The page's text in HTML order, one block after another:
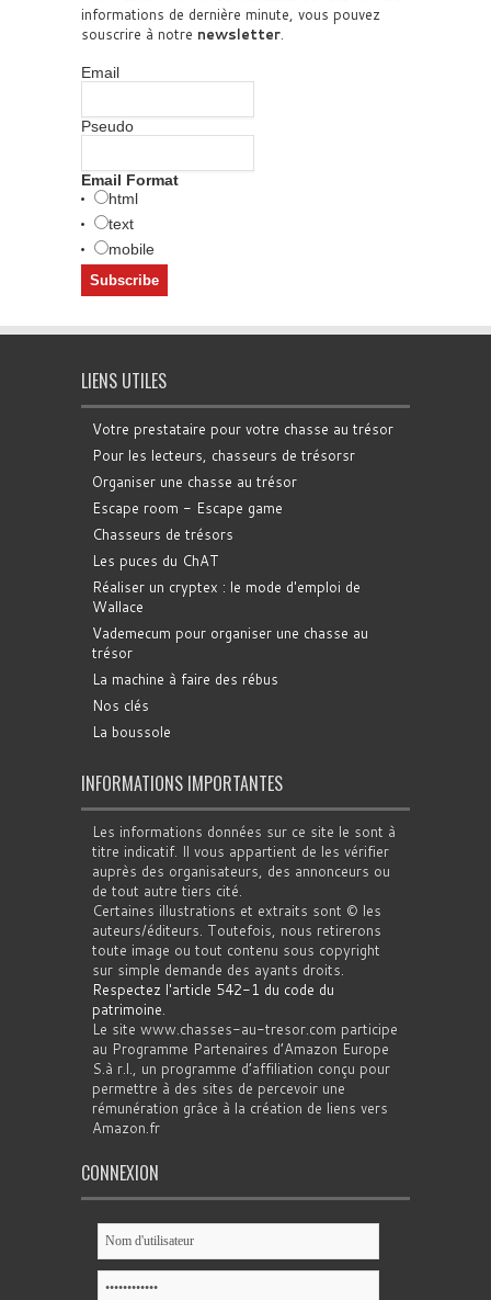
informations de dernière minute, vous pouvez
souscrire à notre newsletter.
Email
Pseudo
Email Format
html
text
mobile
LIENS UTILES
Votre prestataire pour votre chasse au trésor
Pour les lecteurs, chasseurs de trésorsr
Organiser une chasse au trésor
Escape room - Escape game
Chasseurs de trésors
Les puces du ChAT
Réaliser un cryptex : le mode d'emploi de
Wallace
Vademecum pour organiser une chasse au
trésor
La machine à faire des rébus
Nos clés
La boussole
INFORMATIONS IMPORTANTES
Les informations données sur ce site le sont à
titre indicatif. Il vous appartient de les vérifier
auprès des organisateurs, des annonceurs ou
de tout autre tiers cité.
Certaines illustrations et extraits sont © les
auteurs/éditeurs. Toutefois, nous retirerons
toute image ou tout contenu sous copyright
sur simple demande des ayants droits.
Respectez l'article 542-1 du code du
patrimoine.
Le site www.chasses-au-tresor.com participe
au Programme Partenaires d’Amazon Europe
S.à r.l., un programme d’affiliation conçu pour
permettre à des sites de percevoir une
rémunération grâce à la création de liens vers
Amazon.fr
CONNEXION